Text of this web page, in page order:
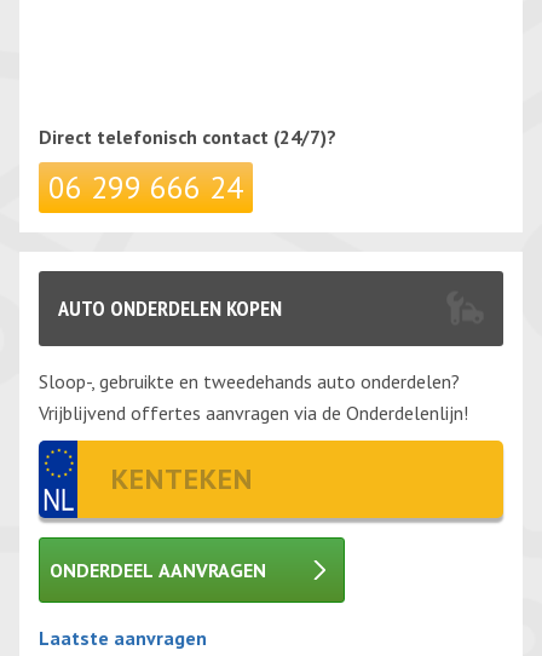
Direct telefonisch contact (24/7)?
06 299 666 24
AUTO ONDERDELEN KOPEN
Sloop-, gebruikte en tweedehands auto onderdelen?
Vrijblijvend offertes aanvragen via de Onderdelenlijn!
ONDERDEEL AANVRAGEN
Gelieve dit veld leeg te laten.
Laatste aanvragen